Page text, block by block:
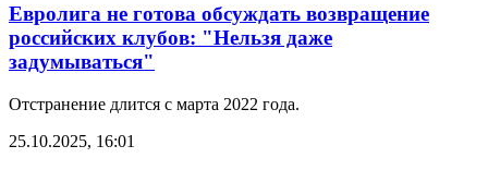
Евролига не готова обсуждать возвращение
российских клубов: "Нельзя даже
задумываться"
Отстранение длится с марта 2022 года.
25.10.2025, 16:01